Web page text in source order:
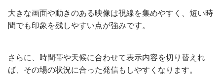
大きな画面や動きのある映像は視線を集めやすく、短い時
間でも印象を残しやすい点が強みです。
さらに、時間帯や天候に合わせて表示内容を切り替えれ
ば、その場の状況に合った発信もしやすくなります。